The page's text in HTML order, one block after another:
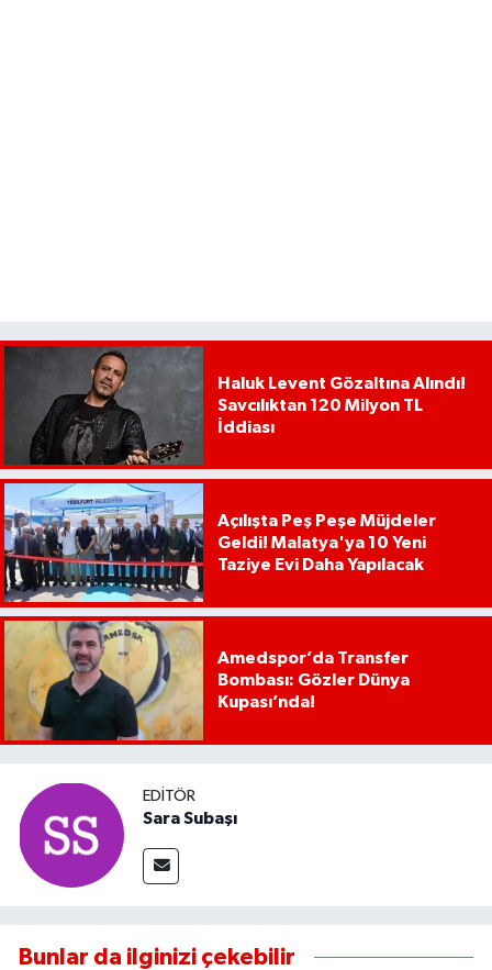
Haluk Levent Gözaltına Alındı!
Savcılıktan 120 Milyon TL
İddiası
Açılışta Peş Peşe Müjdeler
Geldi! Malatya'ya 10 Yeni
Taziye Evi Daha Yapılacak
Amedspor’da Transfer
Bombası: Gözler Dünya
Kupası’nda!
EDITÖR
Sara Subaşı
Bunlar da ilginizi çekebilir